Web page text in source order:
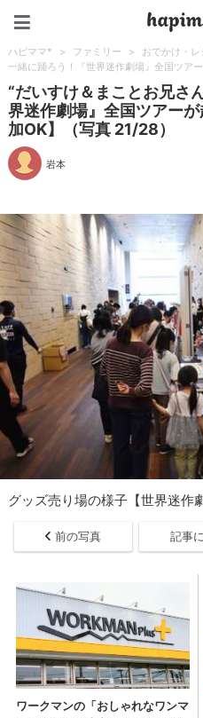
ハピママ* > ファミリー > おでかけ・レ
一緒に踊ろう！『世界迷作劇場』全国ツア
“だいすけ＆まことお兄さ
界迷作劇場』全国ツアー
加OK】（写真 21/28）
岩本
グッズ売り場の様子【世界迷作
前の写真 記事